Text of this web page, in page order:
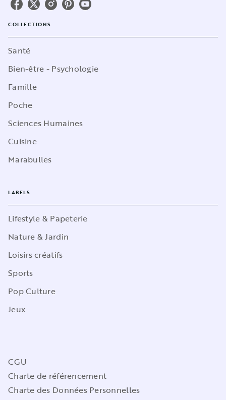
COLLECTIONS
Santé
Bien-être - Psychologie
Famille
Poche
Sciences Humaines
Cuisine
Marabulles
LABELS
Lifestyle & Papeterie
Nature & Jardin
Loisirs créatifs
Sports
Pop Culture
Jeux
CGU
Charte de référencement
Charte des Données Personnelles